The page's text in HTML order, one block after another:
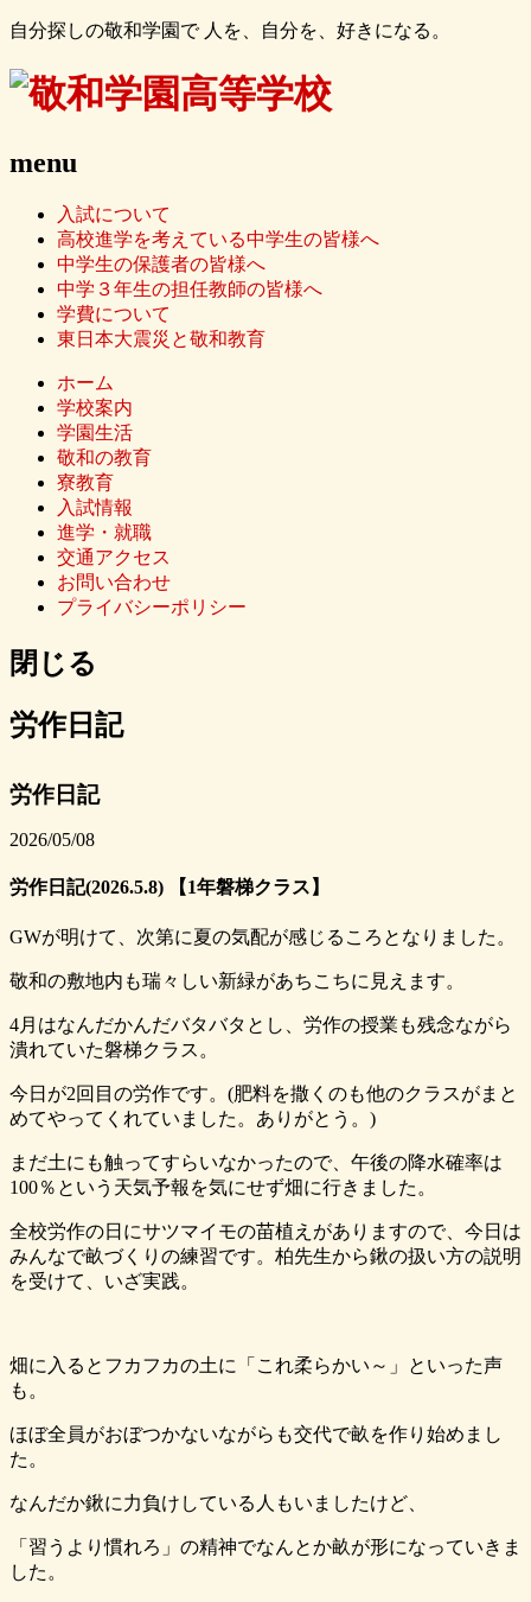
自分探しの敬和学園で 人を、自分を、好きになる。
menu
入試について
高校進学を考えている中学生の皆様へ
中学生の保護者の皆様へ
中学３年生の担任教師の皆様へ
学費について
東日本大震災と敬和教育
ホーム
学校案内
学園生活
敬和の教育
寮教育
入試情報
進学・就職
交通アクセス
お問い合わせ
プライバシーポリシー
閉じる
労作日記
労作日記
2026/05/08
労作日記(2026.5.8) 【1年磐梯クラス】
GWが明けて、次第に夏の気配が感じるころとなりました。
敬和の敷地内も瑞々しい新緑があちこちに見えます。
4月はなんだかんだバタバタとし、労作の授業も残念ながら
潰れていた磐梯クラス。
今日が2回目の労作です。(肥料を撒くのも他のクラスがまと
めてやってくれていました。ありがとう。)
まだ土にも触ってすらいなかったので、午後の降水確率は
100％という天気予報を気にせず畑に行きました。
全校労作の日にサツマイモの苗植えがありますので、今日は
みんなで畝づくりの練習です。柏先生から鍬の扱い方の説明
を受けて、いざ実践。
畑に入るとフカフカの土に「これ柔らかい～」といった声
も。
ほぼ全員がおぼつかないながらも交代で畝を作り始めまし
た。
なんだか鍬に力負けしている人もいましたけど、
「習うより慣れろ」の精神でなんとか畝が形になっていきま
した。